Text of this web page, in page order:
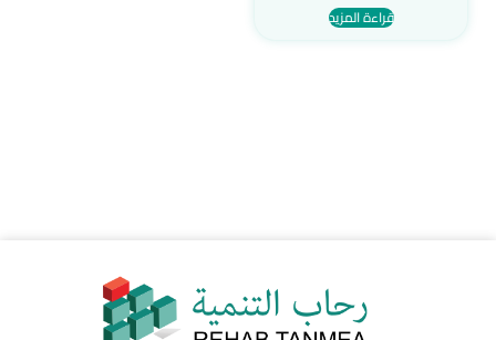
قراءة المزيد